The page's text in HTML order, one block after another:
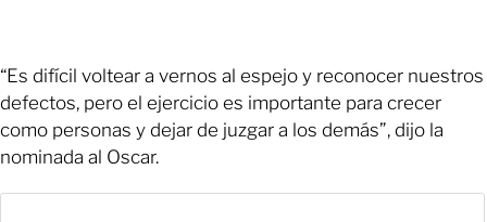
“Es difícil voltear a vernos al espejo y reconocer nuestros
defectos, pero el ejercicio es importante para crecer
como personas y dejar de juzgar a los demás”, dijo la
nominada al Oscar.